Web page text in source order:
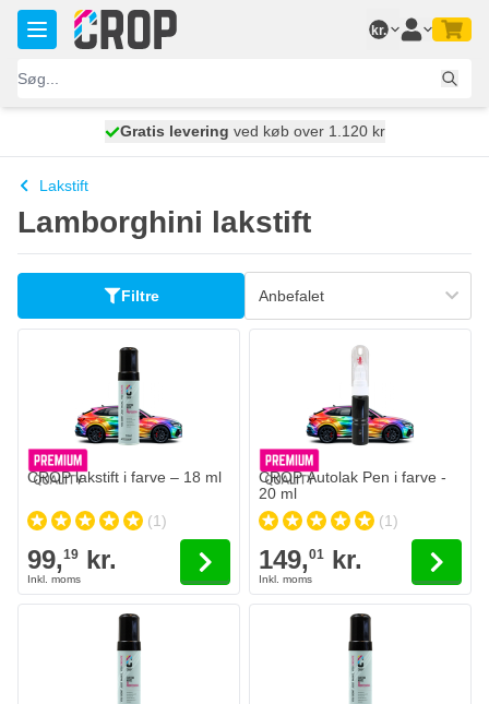
Skip to Content
kr.
vi sender i dag
Gratis levering ved køb over 1.120 kr
100 dage
Lakstift
Lamborghini lakstift
Filtre
CROP lakstift i farve – 18 ml
(1)
99,19 kr.
CROP Autolak Pen i farve -
20 ml
(1)
149,01 kr.